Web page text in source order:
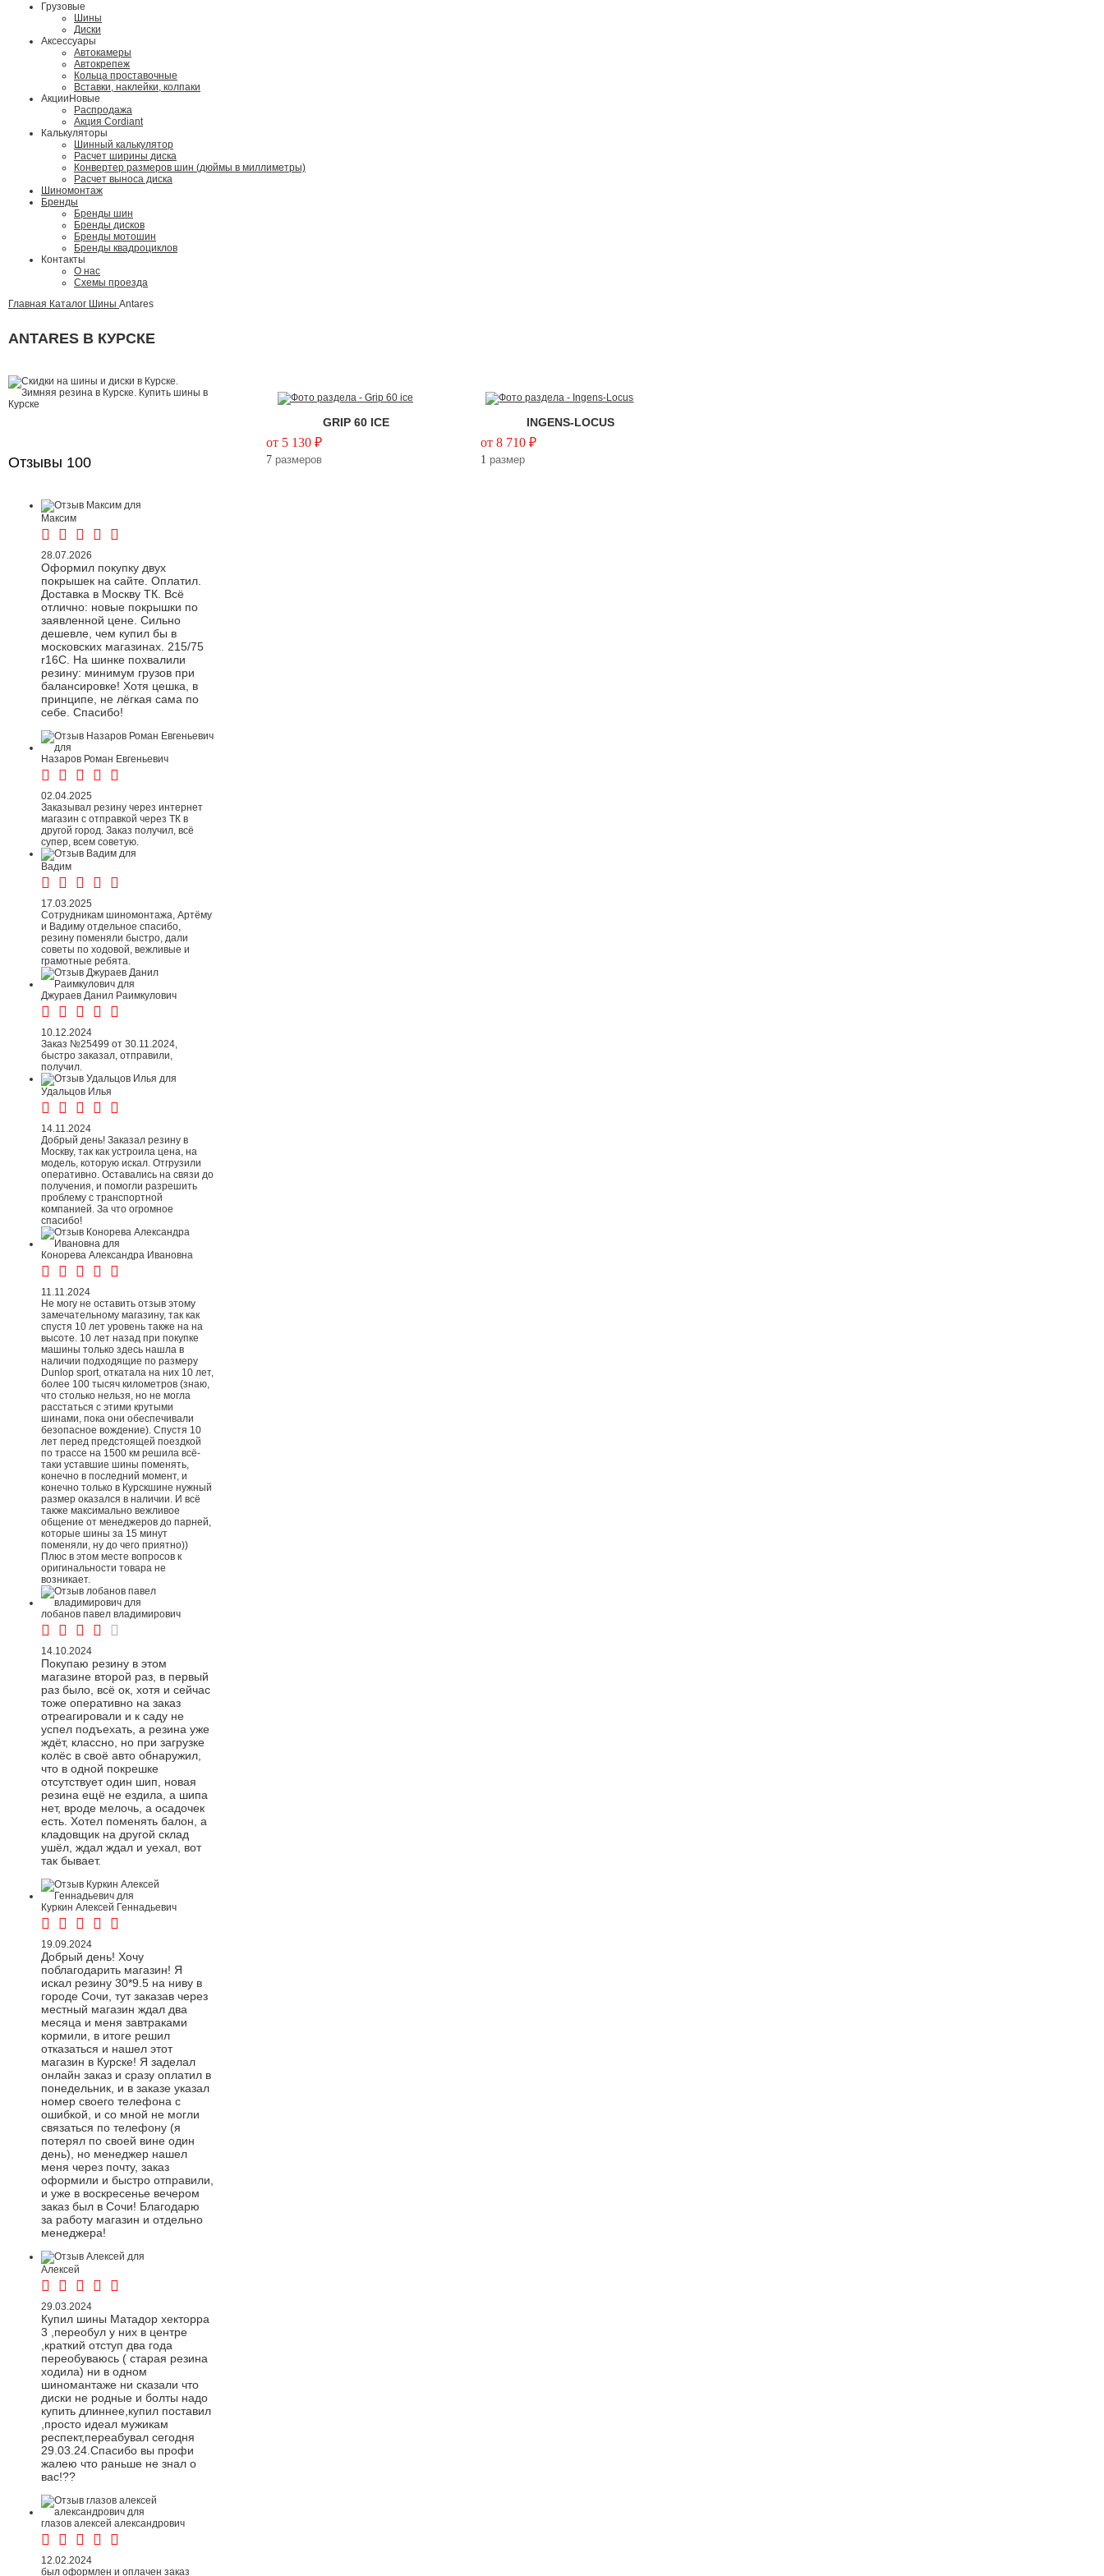
Грузовые
Шины
Диски
Аксессуары
Автокамеры
Автокрепеж
Кольца проставочные
Вставки, наклейки, колпаки
Акции Новые
Распродажа
Акция Cordiant
Калькуляторы
Шинный калькулятор
Расчет ширины диска
Конвертер размеров шин (дюймы в миллиметры)
Расчет выноса диска
Шиномонтаж
Бренды
Бренды шин
Бренды дисков
Бренды мотошин
Бренды квадроциклов
Контакты
О нас
Схемы проезда
Главная Каталог Шины Antares
ANTARES В КУРСКЕ
Отзывы 100
Максим
28.07.2026
Оформил покупку двух
покрышек на сайте. Оплатил.
Доставка в Москву ТК. Всё
отлично: новые покрышки по
заявленной цене. Сильно
дешевле, чем купил бы в
московских магазинах. 215/75
r16C. На шинке похвалили
резину: минимум грузов при
балансировке! Хотя цешка, в
принципе, не лёгкая сама по
себе. Спасибо!
Назаров Роман Евгеньевич
02.04.2025
Заказывал резину через интернет
магазин с отправкой через ТК в
другой город. Заказ получил, всё
супер, всем советую.
Вадим
17.03.2025
Сотрудникам шиномонтажа, Артёму
и Вадиму отдельное спасибо,
резину поменяли быстро, дали
советы по ходовой, вежливые и
грамотные ребята.
Джураев Данил Раимкулович
10.12.2024
Заказ №25499 от 30.11.2024,
быстро заказал, отправили,
получил.
Удальцов Илья
14.11.2024
Добрый день! Заказал резину в
Москву, так как устроила цена, на
модель, которую искал. Отгрузили
оперативно. Оставались на связи до
получения, и помогли разрешить
проблему с транспортной
компанией. За что огромное
спасибо!
Конорева Александра Ивановна
11.11.2024
Не могу не оставить отзыв этому
замечательному магазину, так как
спустя 10 лет уровень также на на
высоте. 10 лет назад при покупке
машины только здесь нашла в
наличии подходящие по размеру
Dunlop sport, откатала на них 10 лет,
более 100 тысяч километров (знаю,
что столько нельзя, но не могла
расстаться с этими крутыми
шинами, пока они обеспечивали
безопасное вождение). Спустя 10
лет перед предстоящей поездкой
по трассе на 1500 км решила всё-
таки уставшие шины поменять,
конечно в последний момент, и
конечно только в Курскшине нужный
размер оказался в наличии. И всё
также максимально вежливое
общение от менеджеров до парней,
которые шины за 15 минут
поменяли, ну до чего приятно))
Плюс в этом месте вопросов к
оригинальности товара не
возникает.
лобанов павел владимирович
14.10.2024
Покупаю резину в этом
магазине второй раз, в первый
раз было, всё ок, хотя и сейчас
тоже оперативно на заказ
отреагировали и к саду не
успел подъехать, а резина уже
ждёт, классно, но при загрузке
колёс в своё авто обнаружил,
что в одной покрешке
отсутствует один шип, новая
резина ещё не ездила, а шипа
нет, вроде мелочь, а осадочек
есть. Хотел поменять балон, а
кладовщик на другой склад
ушёл, ждал ждал и уехал, вот
так бывает.
Куркин Алексей Геннадьевич
19.09.2024
Добрый день! Хочу
поблагодарить магазин! Я
искал резину 30*9.5 на ниву в
городе Сочи, тут заказав через
местный магазин ждал два
месяца и меня завтраками
кормили, в итоге решил
отказаться и нашел этот
магазин в Курске! Я заделал
онлайн заказ и сразу оплатил в
понедельник, и в заказе указал
номер своего телефона с
ошибкой, и со мной не могли
связаться по телефону (я
потерял по своей вине один
день), но менеджер нашел
меня через почту, заказ
оформили и быстро отправили,
и уже в воскресенье вечером
заказ был в Сочи! Благодарю
за работу магазин и отдельно
менеджера!
Алексей
29.03.2024
Купил шины Матадор хекторра
3 ,переобул у них в центре
,краткий отступ два года
переобуваюсь ( старая резина
ходила) ни в одном
шиномантаже ни сказали что
диски не родные и болты надо
купить длиннее,купил поставил
,просто идеал мужикам
респект,переабувал сегодня
29.03.24.Спасибо вы профи
жалею что раньше не знал о
вас!??
глазов алексей александрович
12.02.2024
был оформлен и оплачен заказ
GRIP 60 ICE
от 5 130 ₽
7размеров
INGENS-LOCUS
от 8 710 ₽
1 размер